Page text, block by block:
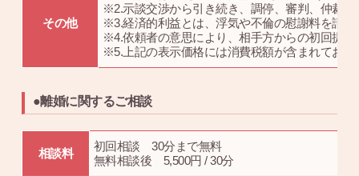
その他
※2.示談交渉から引き続き、調停、審判、仲裁
※3.経済的利益とは、浮気や不倫の慰謝料を請
※4.依頼者の意思により、相手方からの初回提
※5.上記の表示価格には消費税額が含まれており
●離婚に関するご相談
相談料
初回相談 30分まで無料
無料相談後 5,500円 / 30分